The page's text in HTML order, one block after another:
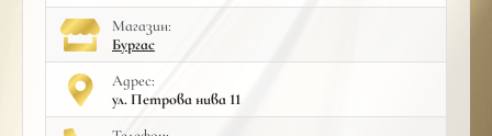
Mагазин:
Бургас
Адрес:
ул. Петрова нива 11